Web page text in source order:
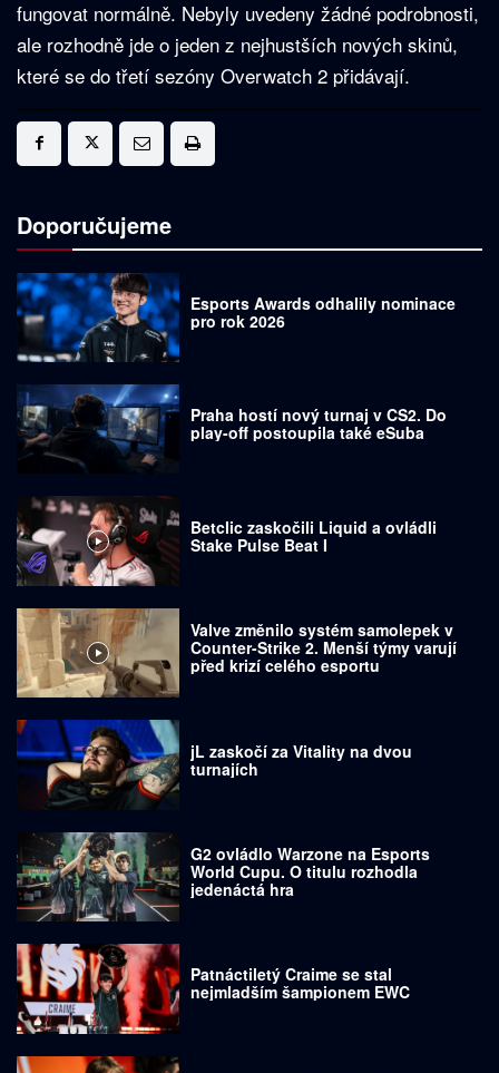
fungovat normálně. Nebyly uvedeny žádné podrobnosti,
ale rozhodně jde o jeden z nejhustších nových skinů,
které se do třetí sezóny Overwatch 2 přidávají.
Doporučujeme
Esports Awards odhalily nominace
pro rok 2026
Praha hostí nový turnaj v CS2. Do
play-off postoupila také eSuba
Betclic zaskočili Liquid a ovládli
Stake Pulse Beat I
Valve změnilo systém samolepek v
Counter-Strike 2. Menší týmy varují
před krizí celého esportu
jL zaskočí za Vitality na dvou
turnajích
G2 ovládlo Warzone na Esports
World Cupu. O titulu rozhodla
jedenáctá hra
Patnáctiletý Craime se stal
nejmladším šampionem EWC